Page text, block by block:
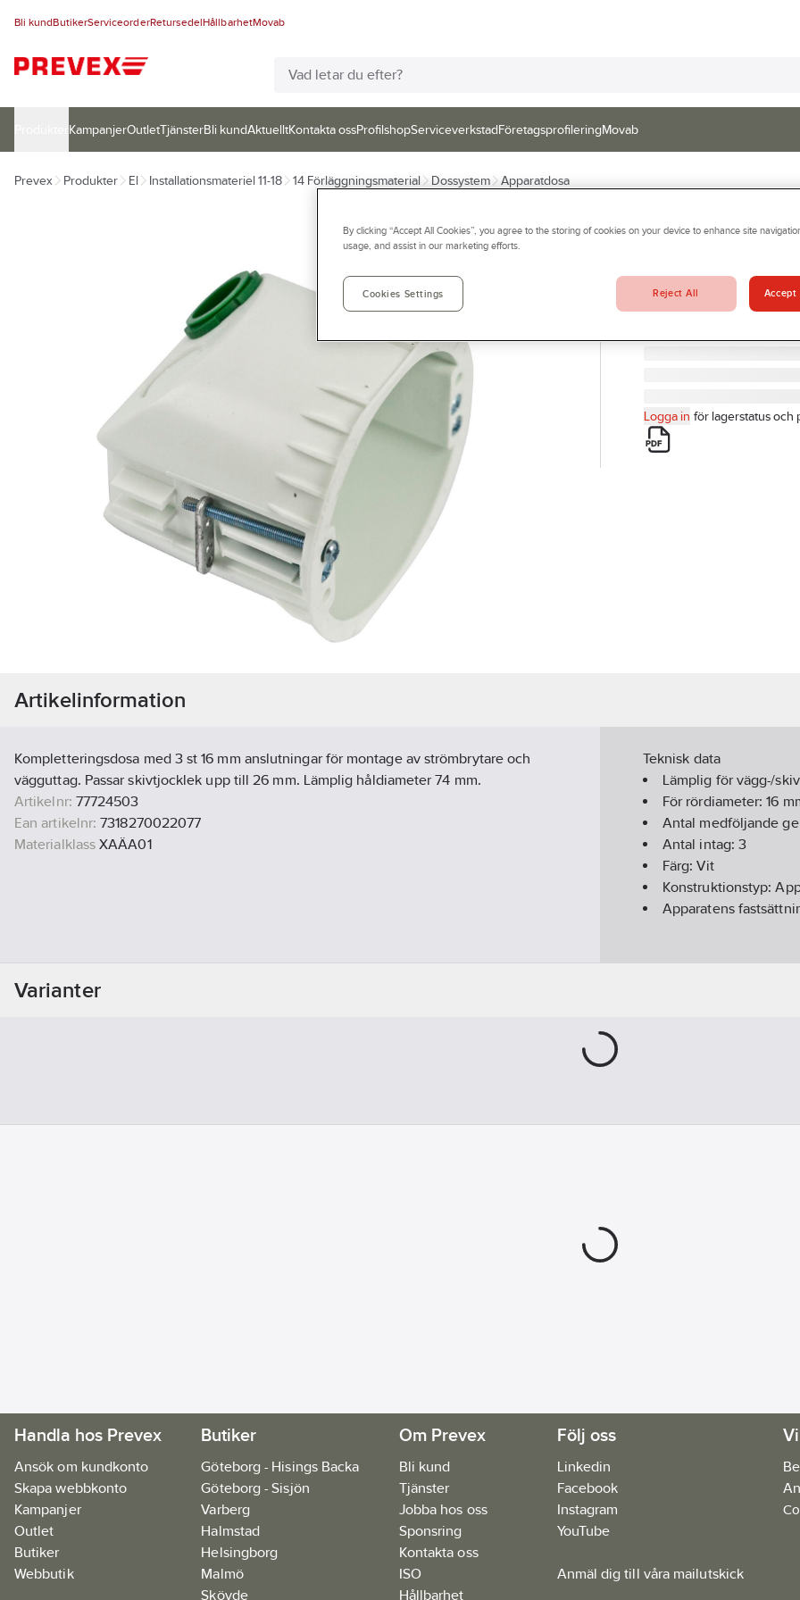
Bli kundButikerServiceorderRetursedelHållbarhetMovab
KampanjerOutletTjänsterBli kundAktuelltKontakta ossProfilshopServiceverkstadFöretagsprofileringMovab
Prevex Produkter El Installationsmateriel 11-18 14 Förläggningsmaterial Dossystem Apparatdosa
GELIA
Apparatdosa
MULTIDOSA 60/46
Artikelnr: 77724503
Logga in för lagerstatus och
Artikelinformation
Kompletteringsdosa med 3 st 16 mm anslutningar för montage av strömbrytare och
vägguttag. Passar skivtjocklek upp till 26 mm. Lämplig håldiameter 74 mm.
Artikelnr: 77724503
Ean artikelnr: 7318270022077
Materialklass XAÄA01
Teknisk data
Lämplig för vägg-/
För rördiameter:16
Antal medföljande
Antal intag:3
Färg:Vit
Konstruktionstyp:
Apparatens
Varianter
Handla hos Prevex
Ansök om kundkonto
Skapa webbkonto
Kampanjer
Outlet
Butiker
Webbutik
Butiker
Göteborg - Hisings Backa
Göteborg - Sisjön
Varberg
Halmstad
Helsingborg
Malmö
Skövde
Om Prevex
Bli kund
Tjänster
Jobba hos oss
Sponsring
Kontakta oss
ISO
Hållbarhet
Följ oss
Linkedin
Facebook
Instagram
YouTube
Anmäl dig till våra mailutskick
By clicking “Accept All Cookies”, you agree to the storing of cookies on your device to enhance site
usage, and assist in our marketing efforts.
Cookies Settings Reject All Accept